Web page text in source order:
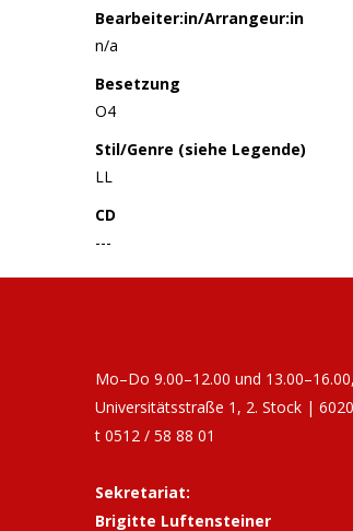
Bearbeiter:in/Arrangeur:in
n/a
Besetzung
O4
Stil/Genre (siehe Legende)
LL
CD
---
Mo–Do 9.00–12.00 und
Universitätsstraße 1, 2. Stock |
t 0512 / 58 88 01
Sekretariat:
Brigitte Luftensteiner